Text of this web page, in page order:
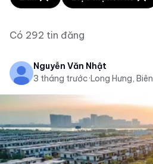
Có 292 tin đăng
Nguyễn Văn Nhật
3 tháng trước·Long Hưng,